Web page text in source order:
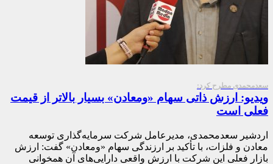
سعدمحمدی مطرح کرد:
ویدیو: ارزش ذاتی سهام «ومعادن» بسیار بالاتر از قیمت
فعلی است
اردشیر سعدمحمدی، مدیرعامل شرکت سرمایه‌گذاری توسعه
معادن و فلزات، با تأکید بر ارزندگی سهام «ومعادن» گفت: ارزش
بازار فعلی این شرکت با ارزش واقعی دارایی‌های آن همخوانی